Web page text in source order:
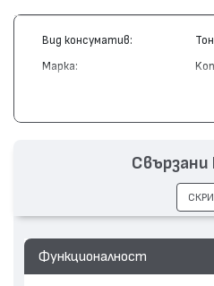
Вид консуматив:
Марка:
Съвместими устройства:
Функционалност